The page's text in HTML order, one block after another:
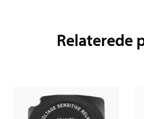
Relaterede